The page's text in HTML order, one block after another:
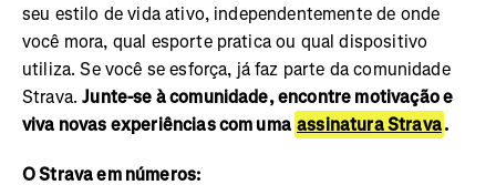
seu estilo de vida ativo, independentemente de onde
você mora, qual esporte pratica ou qual dispositivo
utiliza. Se você se esforça, já faz parte da comunidade
Strava.Junte-se à comunidade, encontre motivação e
viva novas experiências com uma assinatura Strava.
O Strava em números: